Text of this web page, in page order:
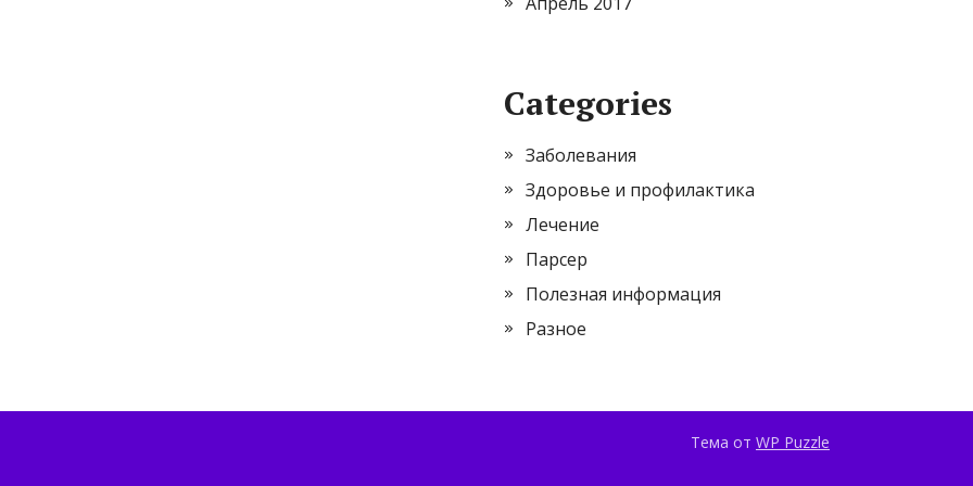
Categories
Заболевания
Здоровье и профилактика
Лечение
Парсер
Полезная информация
Разное
Тема от WP Puzzle